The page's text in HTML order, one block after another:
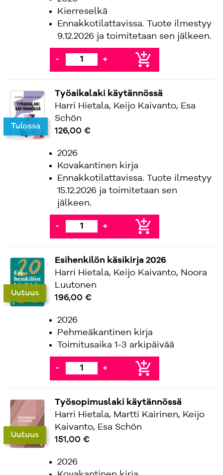
Kierreselkä
Ennakkotilattavissa. Tuote ilmestyy
9.12.2026 ja toimitetaan sen jälkeen.
- + add_shopping_cart
Tulossa
Työaikalaki käytännössä
Harri Hietala, Keijo Kaivanto, Esa
Schön
126,00 €
2026
Kovakantinen kirja
Ennakkotilattavissa. Tuote ilmestyy
15.12.2026 ja toimitetaan sen
jälkeen.
- + add_shopping_cart
Uutuus
Esihenkilön käsikirja 2026
Harri Hietala, Keijo Kaivanto, Noora
Luutonen
196,00 €
2026
Pehmeäkantinen kirja
Toimitusaika 1-3 arkipäivää
- + add_shopping_cart
Uutuus
Työsopimuslaki käytännössä
Harri Hietala, Martti Kairinen, Keijo
Kaivanto, Esa Schön
151,00 €
2026